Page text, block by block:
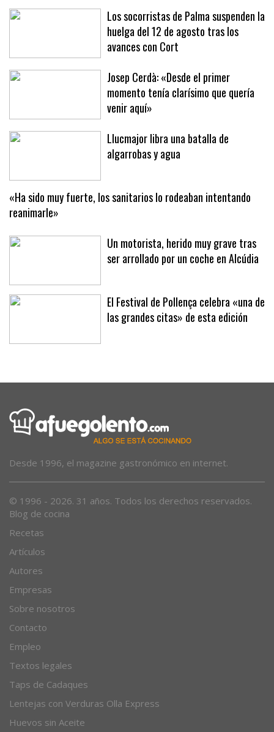
reforzará al filial
Los socorristas de Palma suspenden la
huelga del 12 de agosto tras los
avances con Cort
Josep Cerdà: «Desde el primer
momento tenía clarísimo que quería
venir aquí»
Llucmajor libra una batalla de
«Ha sido muy fuerte, los sanitarios lo rodeaban intentando
reanimarle»
Un motorista, herido muy grave tras
El Festival de Pollença celebra «una de
Blog de cocina
Recetas
Artículos
Autores
Empresas
Sobre nosotros
Contacto
Empleo
Textos legales
Taps de Cadaques
Lentejas con Verduras Olla Express